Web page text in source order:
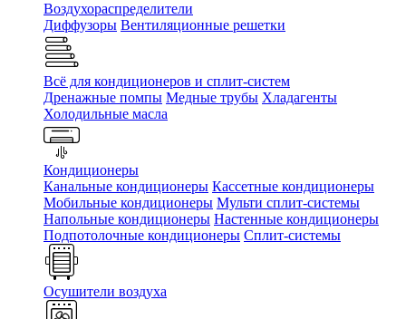
Воздухораспределители
Диффузоры Вентиляционные решетки
Всё для кондиционеров и сплит-систем
Дренажные помпы Медные трубы Хладагенты
Холодильные масла
Кондиционеры
Канальные кондиционеры Кассетные кондиционеры
Мобильные кондиционеры Мульти сплит-системы
Напольные кондиционеры Настенные кондиционеры
Подпотолочные кондиционеры Сплит-системы
Осушители воздуха